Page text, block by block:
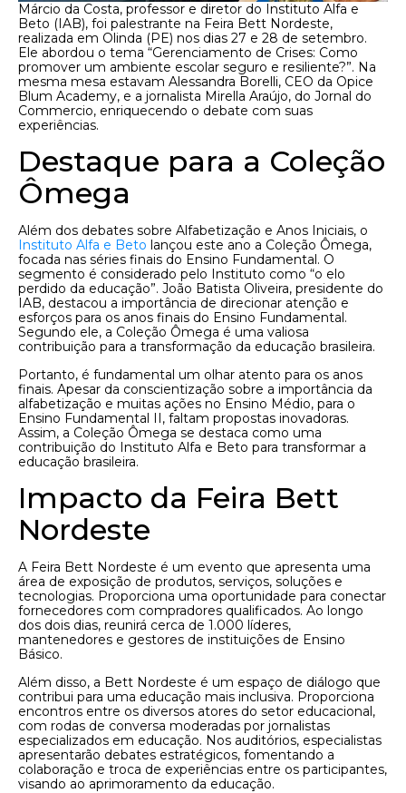
Márcio da Costa, professor e diretor do Instituto Alfa e
Beto (IAB), foi palestrante na Feira Bett Nordeste,
realizada em Olinda (PE) nos dias 27 e 28 de setembro.
Ele abordou o tema “Gerenciamento de Crises: Como
promover um ambiente escolar seguro e resiliente?”. Na
mesma mesa estavam Alessandra Borelli, CEO da Opice
Blum Academy, e a jornalista Mirella Araújo, do Jornal do
Commercio, enriquecendo o debate com suas
experiências.
Destaque para a Coleção
Ômega
Além dos debates sobre Alfabetização e Anos Iniciais, o
Instituto Alfa e Beto lançou este ano a Coleção Ômega,
focada nas séries finais do Ensino Fundamental. O
segmento é considerado pelo Instituto como “o elo
perdido da educação”. João Batista Oliveira, presidente do
IAB, destacou a importância de direcionar atenção e
esforços para os anos finais do Ensino Fundamental.
Segundo ele, a Coleção Ômega é uma valiosa
contribuição para a transformação da educação brasileira.
Portanto, é fundamental um olhar atento para os anos
finais. Apesar da conscientização sobre a importância da
alfabetização e muitas ações no Ensino Médio, para o
Ensino Fundamental II, faltam propostas inovadoras.
Assim, a Coleção Ômega se destaca como uma
contribuição do Instituto Alfa e Beto para transformar a
educação brasileira.
Impacto da Feira Bett
Nordeste
A Feira Bett Nordeste é um evento que apresenta uma
área de exposição de produtos, serviços, soluções e
tecnologias. Proporciona uma oportunidade para conectar
fornecedores com compradores qualificados. Ao longo
dos dois dias, reunirá cerca de 1.000 líderes,
mantenedores e gestores de instituições de Ensino
Básico.
Além disso, a Bett Nordeste é um espaço de diálogo que
contribui para uma educação mais inclusiva. Proporciona
encontros entre os diversos atores do setor educacional,
com rodas de conversa moderadas por jornalistas
especializados em educação. Nos auditórios, especialistas
apresentarão debates estratégicos, fomentando a
colaboração e troca de experiências entre os participantes,
visando ao aprimoramento da educação.